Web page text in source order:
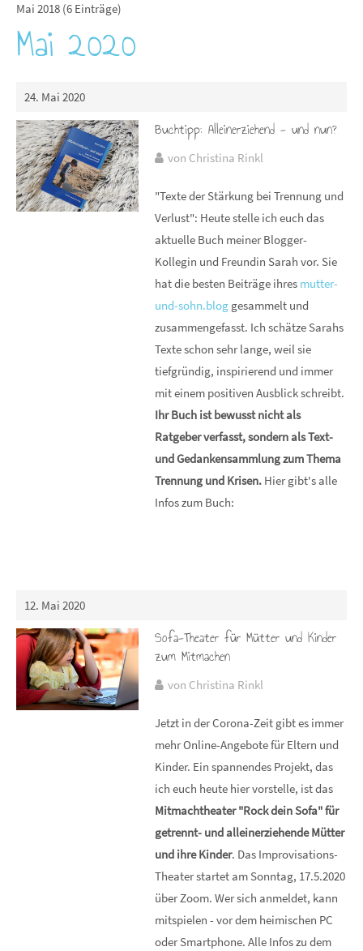
Mai 2018 (6 Einträge)
Mai 2020
24. Mai 2020
Buchtipp: Alleinerziehend - und nun?
von Christina Rinkl
"Texte der Stärkung bei Trennung und
Verlust": Heute stelle ich euch das
aktuelle Buch meiner Blogger-
Kollegin und Freundin Sarah vor. Sie
hat die besten Beiträge ihres mutter-
und-sohn.blog gesammelt und
zusammengefasst. Ich schätze Sarahs
Texte schon sehr lange, weil sie
tiefgründig, inspirierend und immer
mit einem positiven Ausblick schreibt.
Ihr Buch ist bewusst nicht als
Ratgeber verfasst, sondern als Text-
und Gedankensammlung zum Thema
Trennung und Krisen. Hier gibt's alle
Infos zum Buch:
12. Mai 2020
Sofa-Theater für Mütter und Kinder
zum Mitmachen
von Christina Rinkl
Jetzt in der Corona-Zeit gibt es immer
mehr Online-Angebote für Eltern und
Kinder. Ein spannendes Projekt, das
ich euch heute hier vorstelle, ist das
Mitmachtheater "Rock dein Sofa" für
getrennt- und alleinerziehende Mütter
und ihre Kinder. Das Improvisations-
Theater startet am Sonntag, 17.5.2020
über Zoom. Wer sich anmeldet, kann
mitspielen - vor dem heimischen PC
oder Smartphone. Alle Infos zu dem